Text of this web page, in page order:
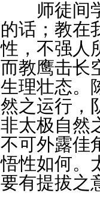
师徒间学
的话；教在
性，不强人
而教鹰击长
生理壮态。
然之运行，
非太极自然
不可外露佳
悟性如何。
要有提拔之